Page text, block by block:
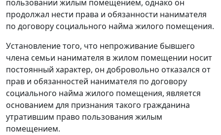
пользовании жилым помещением, однако он
продолжал нести права и обязанности нанимателя
по договору социального найма жилого помещения.
Установление того, что непроживание бывшего
члена семьи нанимателя в жилом помещении носит
постоянный характер, он добровольно отказался от
прав и обязанностей нанимателя по договору
социального найма жилого помещения, является
основанием для признания такого гражданина
утратившим право пользования жилым
помещением.